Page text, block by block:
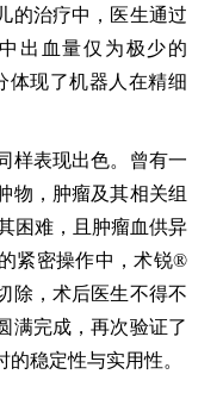
的治疗中，医生通过
出血量仅为极少的
体现了机器人在精细
样表现出色。曾有一
物，肿瘤及其相关组
困难，且肿瘤血供异
紧密操作中，术锐®
除，术后医生不得不
满完成，再次验证了
稳定性与实用性。